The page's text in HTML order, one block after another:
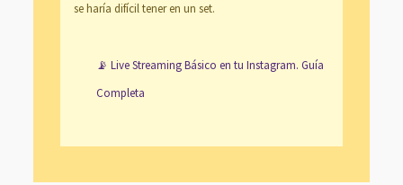
se haría difícil tener en un set.
📡 Live Streaming Básico en tu Instagram. Guía
Completa